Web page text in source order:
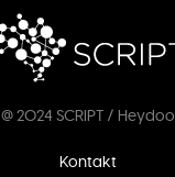
@ 2024 SCRIPT / Heydoo
Kontakt